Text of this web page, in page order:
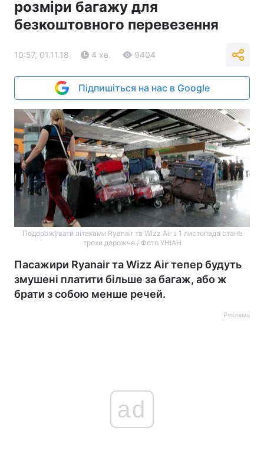
розміри багажу для
безкоштовного перевезення
10:57, 01.11.18 4 хв. 9404
Підпишіться на нас в Google
Подорожувати літаками Ryanair та Wizz Air з 1 листопада стане
трохи дорожче / Фото УНІАН
Пасажири Ryanair та Wizz Air тепер будуть
змушені платити більше за багаж, або ж
брати з собою менше речей.
Реклама
ad